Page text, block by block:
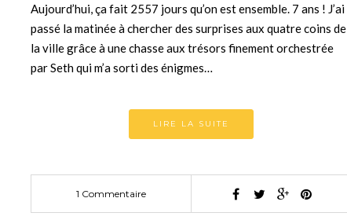
Aujourd’hui, ça fait 2557 jours qu’on est ensemble. 7 ans ! J’ai
passé la matinée à chercher des surprises aux quatre coins de
la ville grâce à une chasse aux trésors finement orchestrée
par Seth qui m’a sorti des énigmes…
LIRE LA SUITE
1 Commentaire